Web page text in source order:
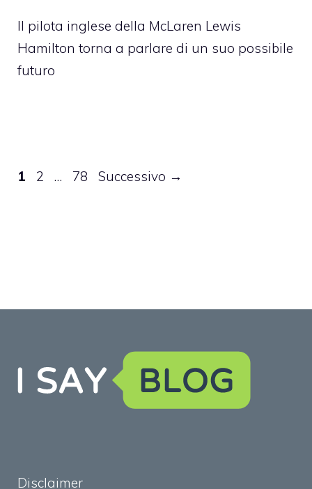
Il pilota inglese della McLaren Lewis
Hamilton torna a parlare di un suo possibile
futuro
Pagina
1 Pagina
2 … Pagina
78 Successivo →
Disclaimer